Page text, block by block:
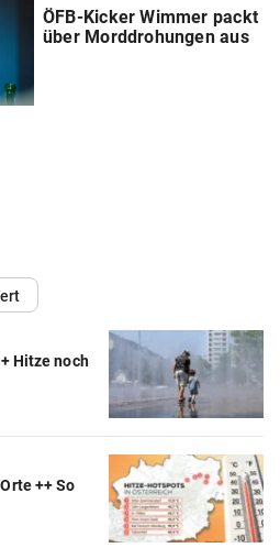
ÖFB-Kicker Wimmer packt
über Morddrohungen aus
Hitze noch
++ So